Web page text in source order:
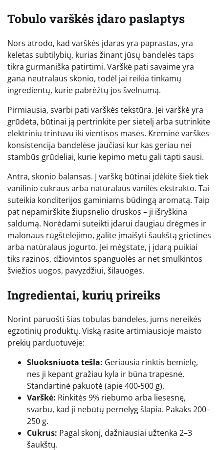
Tobulo varškės įdaro paslaptys
Nors atrodo, kad varškės įdaras yra paprastas, yra
keletas subtilybių, kurias žinant jūsų bandelės taps
tikra gurmaniška patirtimi. Varškė pati savaime yra
gana neutralaus skonio, todėl jai reikia tinkamų
ingredientų, kurie pabrėžtų jos švelnumą.
Pirmiausia, svarbi pati varškės tekstūra. Jei varškė yra
grūdėta, būtinai ją pertrinkite per sietelį arba sutrinkite
elektriniu trintuvu iki vientisos masės. Kreminė varškės
konsistencija bandelėse jaučiasi kur kas geriau nei
stambūs grūdeliai, kurie kepimo metu gali tapti sausi.
Antra, skonio balansas. Į varškę būtinai įdėkite šiek tiek
vanilinio cukraus arba natūralaus vanilės ekstrakto. Tai
suteikia konditerijos gaminiams būdingą aromatą. Taip
pat nepamirškite žiupsnelio druskos – ji išryškina
saldumą. Norėdami suteikti įdarui daugiau drėgmės ir
malonaus rūgštelėjimo, galite įmaišyti šaukštą grietinės
arba natūralaus jogurto. Jei mėgstate, į įdarą puikiai
tiks razinos, džiovintos spanguolės ar net smulkintos
šviežios uogos, pavyzdžiui, šilauogės.
Ingredientai, kurių prireiks
Norint paruošti šias tobulas bandeles, jums nereikės
egzotinių produktų. Viską rasite artimiausioje maisto
prekių parduotuvėje:
Sluoksniuota tešla: Geriausia rinktis bemielę,
nes ji kepant gražiau kyla ir būna trapesnė.
Standartinė pakuotė (apie 400-500 g).
Varškė: Rinkitės 9% riebumo arba liesesnę,
svarbu, kad ji nebūtų pernelyg šlapia. Pakaks 200–
250 g.
Cukrus: Pagal skonį, dažniausiai užtenka 2–3
šaukštų.